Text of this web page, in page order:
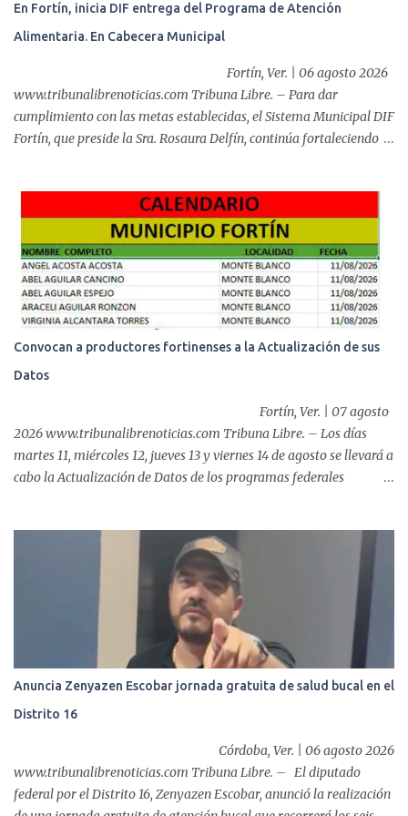
En Fortín, inicia DIF entrega del Programa de Atención
Alimentaria. En Cabecera Municipal
Fortín, Ver. | 06 agosto 2026
www.tribunalibrenoticias.com Tribuna Libre. – Para dar
cumplimiento con las metas establecidas, el Sistema Municipal DIF
Fortín, que preside la Sra. Rosaura Delfín, continúa fortaleciendo
Días y Primera Infancia” que inició este miércoles en la cabecera
municipal. Se trata de una estrategia que busca contribuir al
desarrollo y la nutrición de niñas, niños y mujeres en esta
importante etapa de vida. Durante la jornada, en la explanada del
Súper Ahorros, el director del organismo asistencial, Lic. Carlos
Adiel Pereda, realizó un recorrido por las sedes de entre...
Convocan a productores fortinenses a la Actualización de sus
Datos
Fortín, Ver. | 07 agosto
2026 www.tribunalibrenoticias.com Tribuna Libre. – Los días
martes 11, miércoles 12, jueves 13 y viernes 14 de agosto se llevará a
cabo la Actualización de Datos de los programas federales
Alfonso Efraín Marín Delfín, informa a las y los productores del
municipio sobre este proceso que realizará la Secretaría de
Agricultura, a través del CADER Córdoba. De acuerdo a la
información oficial, la convocatoria está dirigida a productores de
caña, café, maíz y frijol. Este trámite es indispensable para
mantener vigente el regist...
Anuncia Zenyazen Escobar jornada gratuita de salud bucal en el
Distrito 16
Córdoba, Ver. | 06 agosto 2026
www.tribunalibrenoticias.com Tribuna Libre. – El diputado
federal por el Distrito 16, Zenyazen Escobar, anunció la realización